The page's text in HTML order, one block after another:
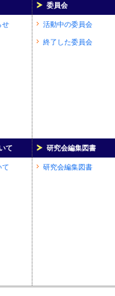
委員会
せ 活動中の委員会
終了した委員会
て 研究会編集図書
て 研究会編集図書